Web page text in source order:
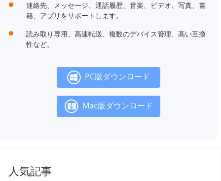
連絡先、メッセージ、通話履歴、音楽、ビデオ、写真、書
籍、アプリをサポートします。
読み取り専用、高速転送、複数のデバイス管理、高い互換
性など。
PC版ダウンロード
Mac版ダウンロード
人気記事